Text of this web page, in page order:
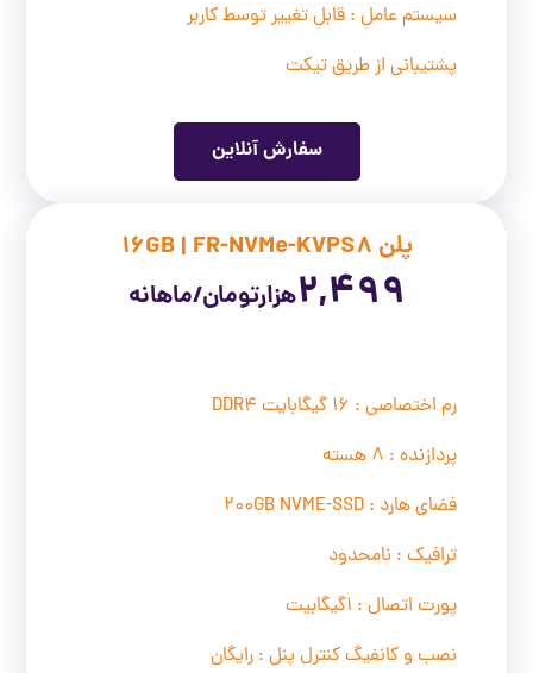
سیستم عامل : قابل تغییر توسط کاربر
پشتیبانی از طریق تیکت
سفارش آنلاین
پلن 16GB | FR-NVMe-KVPS8
2,499هزارتومان/ماهانه
رم اختصاصی : 16 گیگابایت DDR4
پردازنده : 8 هسته
فضای هارد : 200GB NVME-SSD
ترافیک : نامحدود
پورت اتصال : 1گیگابیت
نصب و کانفیگ کنترل پنل : رایگان